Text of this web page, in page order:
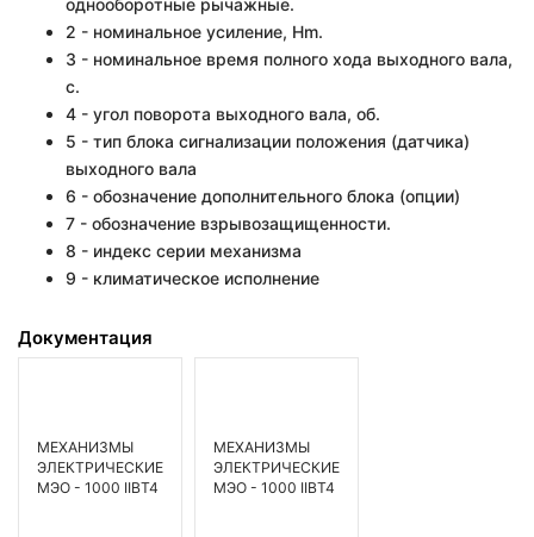
2 - номинальное усиление, Hm.
3 - номинальное время полного хода выходного вала,
с.
4 - угол поворота выходного вала, об.
5 - тип блока сигнализации положения (датчика)
выходного вала
6 - обозначение дополнительного блока (опции)
7 - обозначение взрывозащищенности.
8 - индекс серии механизма
9 - климатическое исполнение
Документация
МЕХАНИЗМЫ
ЭЛЕКТРИЧЕСКИЕ
МЭО - 1000 IIBT4
МЕХАНИЗМЫ
ЭЛЕКТРИЧЕСКИЕ
МЭО - 1000 IIBT4